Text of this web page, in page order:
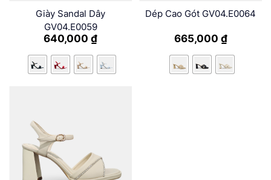
Giày Sandal Dây
GV04.E0059
640,000 ₫
Dép Cao Gót GV04.E0064
665,000 ₫